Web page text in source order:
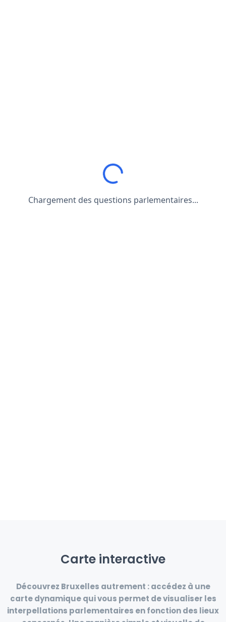
Carte interactive
Découvrez Bruxelles autrement :accédez à une
carte dynamique qui vous permet de visualiser les
interpellations parlementaires en fonction des lieux